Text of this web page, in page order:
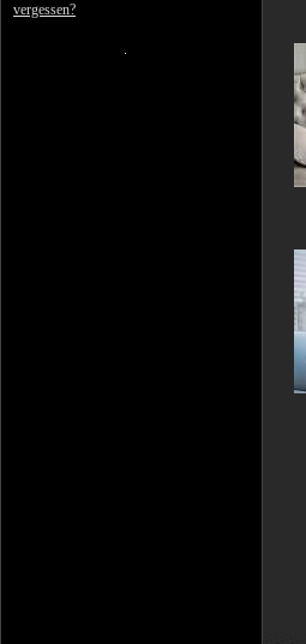
vergessen?